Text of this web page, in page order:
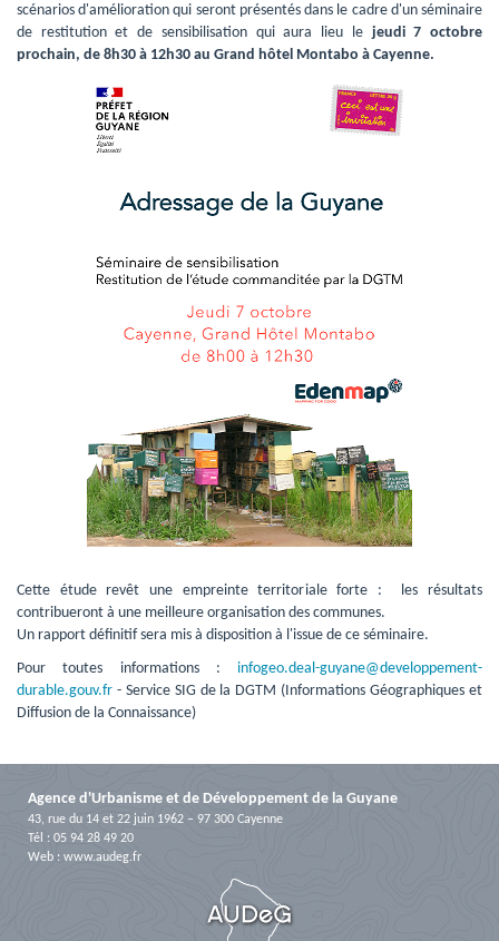
scénarios d'amélioration qui seront présentés dans le cadre d'un séminaire
de restitution et de sensibilisation qui aura lieu le jeudi 7 octobre
prochain, de 8h30 à 12h30 au Grand hôtel Montabo à Cayenne.
Cette étude revêt une empreinte territoriale forte : les résultats
contribueront à une meilleure organisation des communes.
Un rapport définitif sera mis à disposition à l'issue de ce séminaire.
Pour toutes informations : infogeo.deal-guyane@developpement-
durable.gouv.fr - Service SIG de la DGTM (Informations Géographiques et
Diffusion de la Connaissance)
Agence d'Urbanisme et de Développement de la Guyane
43, rue du 14 et 22 juin 1962 – 97 300 Cayenne
Tél : 05 94 28 49 20
Web : www.audeg.fr